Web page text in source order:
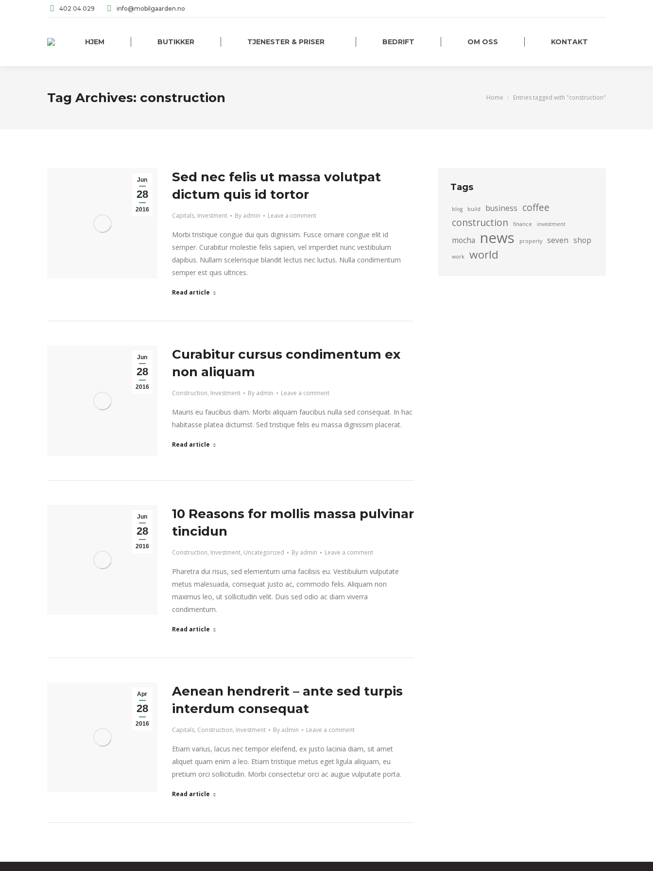
402 04 029 info@mobilgaarden.no
HJEM BUTIKKER TJENESTER & PRISER BEDRIFT OM OSS KONTAKT
Tag Archives: construction You are here:
Home Entries tagged with "construction"
Jun
28
2016
Sed nec felis ut massa volutpat
dictum quis id tortor
Capitals, Investment By admin Leave a comment
Morbi tristique congue dui quis dignissim. Fusce ornare congue elit id
semper. Curabitur molestie felis sapien, vel imperdiet nunc vestibulum
dapibus. Nullam scelerisque blandit lectus nec luctus. Nulla condimentum
semper est quis ultrices.
Read article
Jun
28
2016
Curabitur cursus condimentum ex
non aliquam
Construction, Investment By admin Leave a comment
Mauris eu faucibus diam. Morbi aliquam faucibus nulla sed consequat. In hac
habitasse platea dictumst. Sed tristique felis eu massa dignissim placerat.
Read article
Jun
28
2016
10 Reasons for mollis massa pulvinar
tincidun
Construction, Investment, Uncategorized By admin Leave a comment
Pharetra dui risus, sed elementum urna facilisis eu. Vestibulum vulputate
metus malesuada, consequat justo ac, commodo felis. Aliquam non
maximus leo, ut sollicitudin velit. Duis sed odio ac diam viverra
condimentum.
Read article
Apr
28
2016
Aenean hendrerit – ante sed turpis
interdum consequat
Capitals, Construction, Investment By admin Leave a comment
Etiam varius, lacus nec tempor eleifend, ex justo lacinia diam, sit amet
aliquet quam enim a leo. Etiam tristique metus eget ligula aliquam, eu
pretium orci sollicitudin. Morbi consectetur orci ac augue vulputate porta.
Read article
Tags
blog build business coffee
construction
finance investment
mocha news property seven shop
work world